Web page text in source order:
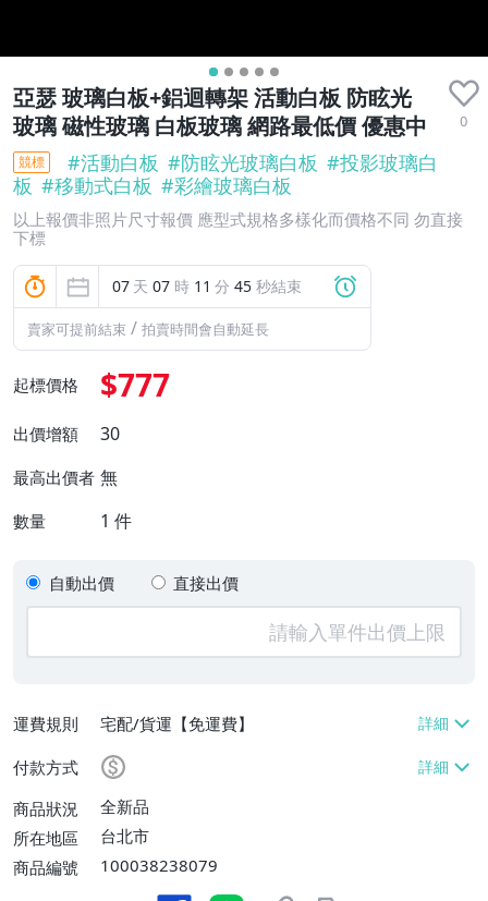
亞瑟 玻璃白板+鋁迴轉架 活動白板 防眩光
玻璃 磁性玻璃 白板玻璃 網路最低價 優惠中
0
競標 #活動白板 #防眩光玻璃白板 #投影玻璃白
板 #移動式白板 #彩繪玻璃白板
以上報價非照片尺寸報價 應型式規格多樣化而價格不同 勿直接
下標
07 天 07 時 11 分 44 秒結束
賣家可提前結束 / 拍賣時間會自動延長
起標價格 $777
出價增額 30
最高出價者 無
數量 1 件
自動出價 直接出價
運費規則
宅配/貨運【免運費】
付款方式
商品狀況
全新品
所在地區
台北市
商品編號
100038238079